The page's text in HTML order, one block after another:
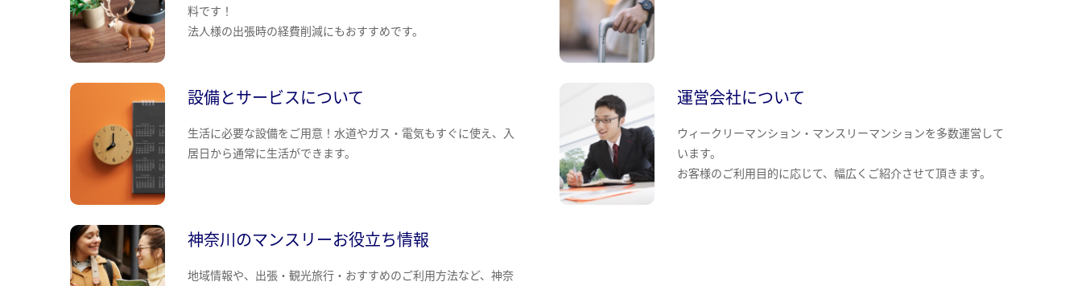
料です！
法人様の出張時の経費削減にもおすすめです。
設備とサービスについて
生活に必要な設備をご用意！水道やガス・電気もすぐに使え、入
居日から通常に生活ができます。
運営会社について
ウィークリーマンション・マンスリーマンションを多数運営して
います。
お客様のご利用目的に応じて、幅広くご紹介させて頂きます。
神奈川のマンスリーお役立ち情報
地域情報や、出張・観光旅行・おすすめのご利用方法など、神奈